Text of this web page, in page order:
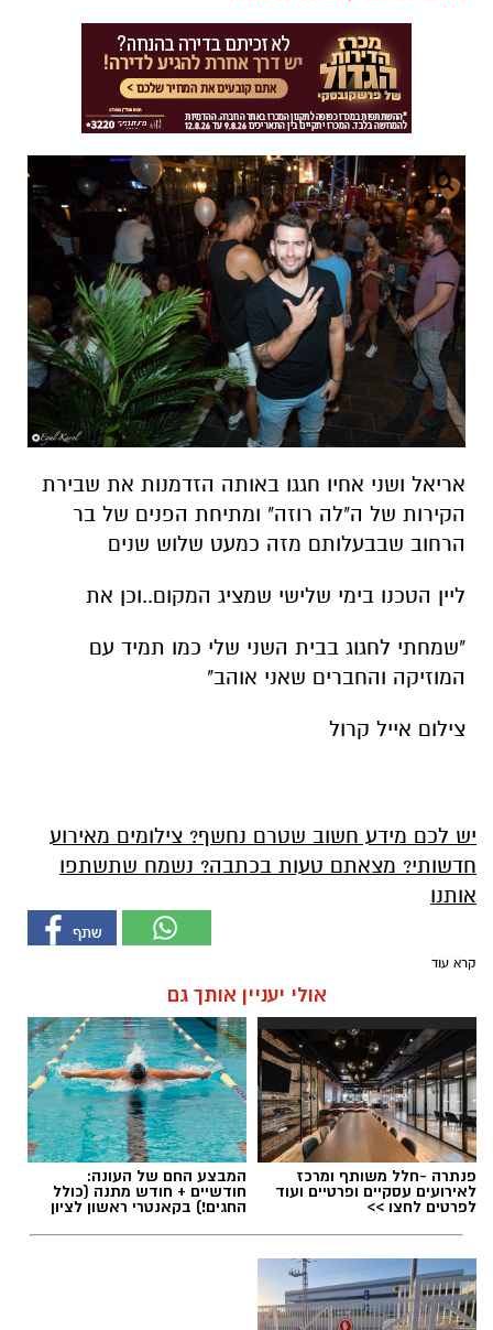
אריאל ושני אחיו חגגו באותה הזדמנות את שבירת
הקירות של ה"לה רוזה" ומתיחת הפנים של בר
הרחוב שבבעלותם מזה כמעט שלוש שנים
ליין הטכנו בימי שלישי שמציג המקום..וכן את
"שמחתי לחגוג בבית השני שלי כמו תמיד עם
המוזיקה והחברים שאני אוהב"
צילום אייל קרול
יש לכם מידע חשוב שטרם נחשף? צילומים מאירוע
חדשותי? מצאתם טעות בכתבה? נשמח שתשתפו
אותנו
קרא עוד
אולי יעניין אותך גם
פנתרה -חלל משותף ומרכז
לאירועים עסקיים ופרטיים ועוד
לפרטים לחצו >>
המבצע החם של העונה:
חודשיים + חודש מתנה (כולל
החגים!) בקאנטרי ראשון לציון